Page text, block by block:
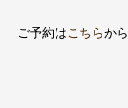
ご予約はこちらから